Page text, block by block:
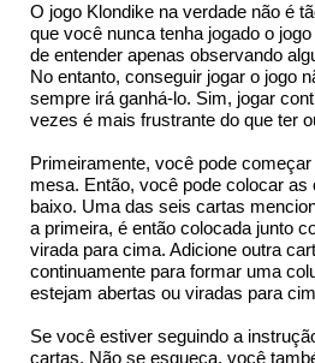
O jogo Klondike na verdade não é
que você nunca tenha jogado o
de entender apenas observando
No entanto, conseguir jogar o jogo
sempre irá ganhá-lo. Sim, jogar
vezes é mais frustrante do que ter
Primeiramente, você pode
mesa. Então, você pode colocar
baixo. Uma das seis cartas
a primeira, é então colocada junto
virada para cima. Adicione outra
continuamente para formar uma
estejam abertas ou viradas para
Se você estiver seguindo a
cartas. Não se esqueça, você